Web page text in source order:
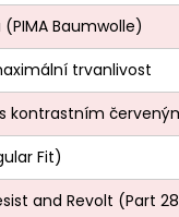
(PIMA Baumwolle)
trvanlivost
kontrastním
Fit)
and Revolt (Part